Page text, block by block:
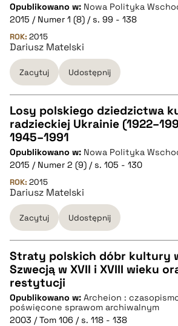
pobierz cytat
BIBTEX
pobierz cytat
Opublikowano w: Nowa Polityka
2015 / Numer 1 (8) / s. 99 - 138
ROK: 2015
Dariusz Matelski
Zacytuj Udostępnij
CZYSTY TEKST
pobierz cytat
BIBTEX
pobierz cytat
Losy polskiego dziedzictwa
radzieckiej Ukrainie
1945–1991
Opublikowano w: Nowa Polityka
2015 / Numer 2 (9) / s. 105 - 130
ROK: 2015
Dariusz Matelski
Zacytuj Udostępnij
CZYSTY TEKST
pobierz cytat
Straty polskich dóbr kultury
Szwecją w XVII i XVIII wieku
restytucji
Opublikowano w: Archeion :
poświęcone sprawom archiwalnym
2003 / Tom 106 / s. 118 - 138